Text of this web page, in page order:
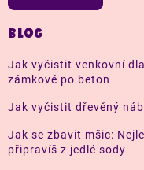
BLOG
Jak vyčistit venkovní
zámkové po beton
Jak vyčistit dřevěný
Jak se zbavit mšic:
připravíš z jedlé sody